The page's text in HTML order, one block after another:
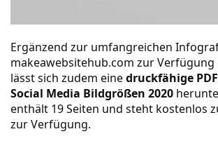
Ergänzend zur umfangreichen
makeawebsitehub.com zur Verfügung
lässt sich zudem einedruckfähige
Social Media Bildgrößen 2020
enthält 19 Seiten und steht kostenlos
zur Verfügung.